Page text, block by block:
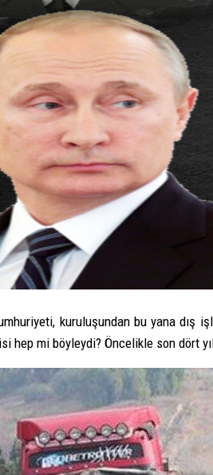
kuruluşundan bu yana dış
hep mi böyleydi? Öncelikle son dört